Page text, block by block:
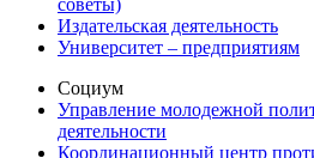
советы)
Издательская деятельность
Университет – предприятиям
Социум
Управление молодежной
деятельности
Координационный центр